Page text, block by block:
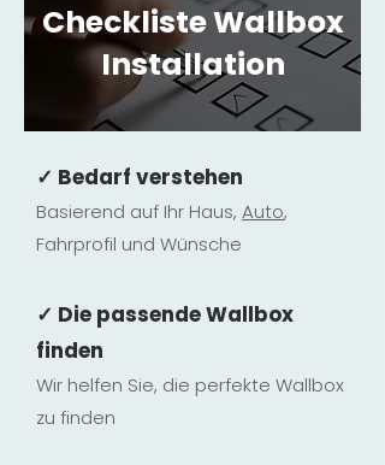
Checkliste Wallbox
Installation
✓ Bedarf verstehen
Basierend auf Ihr Haus, Auto,
Fahrprofil und Wünsche
✓ Die passende Wallbox
finden
Wir helfen Sie, die perfekte Wallbox
zu finden